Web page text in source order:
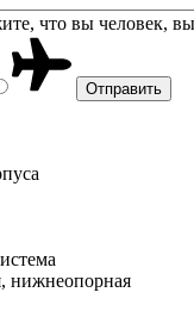
что вы человек,
нижнеопорная